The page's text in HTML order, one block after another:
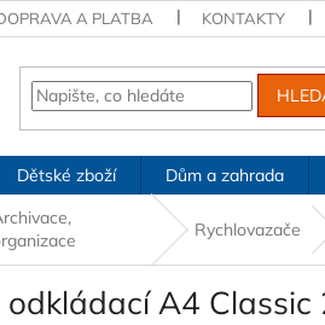
A PLATBA KONTAKTY
Dětské zboží Dům a zahrada
Rychlovazače
A4